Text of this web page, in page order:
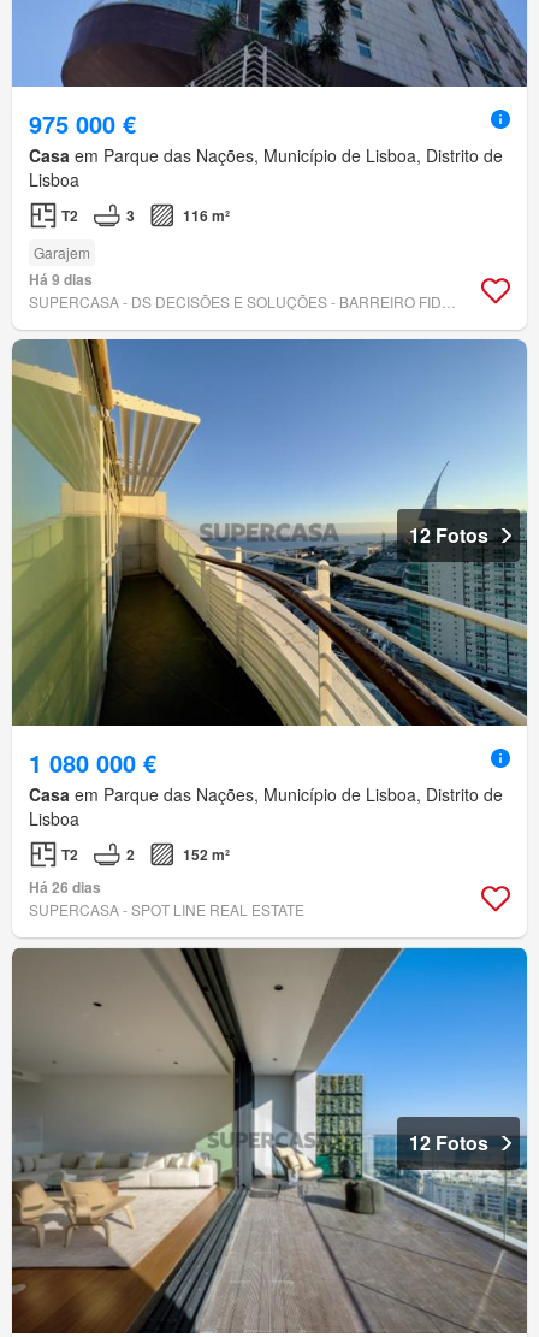
975 000 €
Casa em Parque das Nações, Município de Lisboa, Distrito de
Lisboa
T2 3 116 m²
Garajem
Há 9 dias
12 Fotos
1 080 000 €
Casa em Parque das Nações, Município de Lisboa, Distrito de
Lisboa
T2 2
152 m²
Há 26 dias
SUPERCASA - SPOT LINE REAL ESTATE
12 Fotos